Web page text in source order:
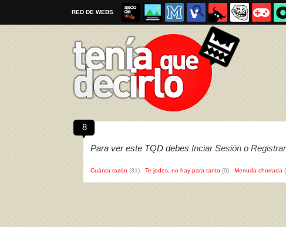
RED DE WEBS
8
Para ver este TQD debes Inciar Sesión o
Cuánta razón (31) - Te jodes, no hay para tanto (0) - Menuda chorrada